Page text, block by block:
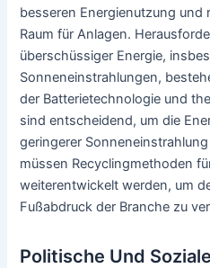
besseren Energienutzung und
Raum für Anlagen.
überschüssiger Energie,
Sonneneinstrahlungen,
der Batterietechnologie und
sind entscheidend, um die
geringerer
müssen Recyclingmethoden
weiterentwickelt werden, um
Fußabdruck der Branche zu
Politische Und